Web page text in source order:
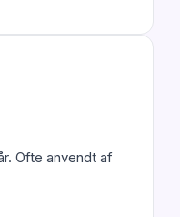
Ofte anvendt af